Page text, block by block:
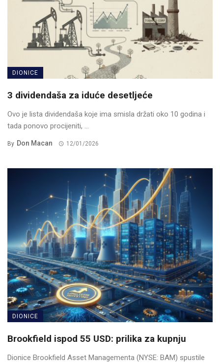
DIONICE
3 dividendaša za iduće desetljeće
Ovo je lista dividendaša koje ima smisla držati oko 10 godina i
tada ponovo procijeniti, ...
By Don Macan 12/01/2026
DIONICE
Brookfield ispod 55 USD: prilika za kupnju
Dionice Brookfield Asset Managementa (NYSE: BAM) spustile